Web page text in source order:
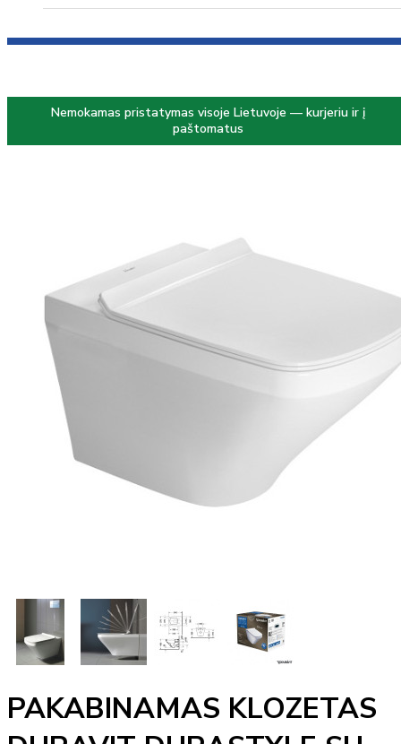
Nemokamas pristatymas visoje Lietuvoje — kurjeriu ir į
paštomatus
PAKABINAMAS KLOZETAS